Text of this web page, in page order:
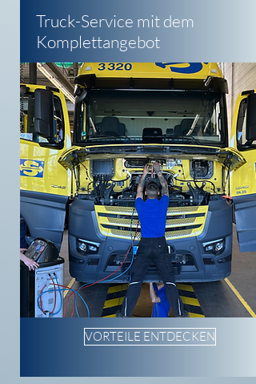
Truck-Service mit dem
Komplettangebot
VORTEILE ENTDECKEN